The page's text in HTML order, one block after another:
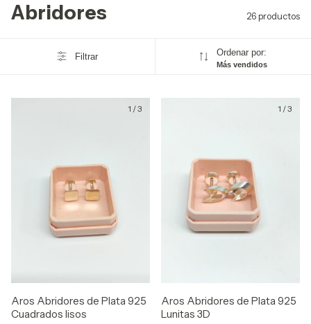
Abridores 26 productos
Filtrar Ordenar por:
Más vendidos
1 /3
Aros Abridores de Plata 925
Cuadrados lisos
1 /3
Aros Abridores de Plata 925
Lunitas 3D